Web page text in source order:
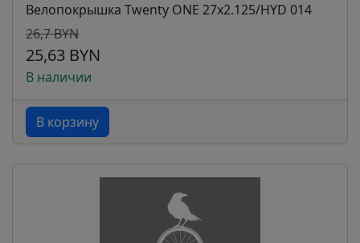
Велопокрышка Twenty ONE 27х2.125/HYD 014
26,7 BYN
25,63 BYN
В наличии
В корзину